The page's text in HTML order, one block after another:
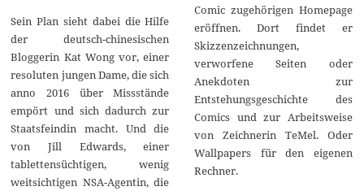
Sein Plan sieht dabei die Hilfe
der deutsch-chinesischen
Bloggerin Kat Wong vor, einer
resoluten jungen Dame, die sich
anno 2016 über Missstände
empört und sich dadurch zur
Staatsfeindin macht. Und die
von Jill Edwards, einer
tablettensüchtigen, wenig
weitsichtigen NSA-Agentin, die
Comic zugehörigen Homepage
eröffnen. Dort findet er
Skizzenzeichnungen,
verworfene Seiten oder
Anekdoten zur
Entstehungsgeschichte des
Comics und zur Arbeitsweise
von Zeichnerin TeMel. Oder
Wallpapers für den eigenen
Rechner.